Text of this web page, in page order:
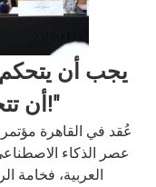
أن تتحكم التكنولوجيا في الإنسان!"
عُقد في القاهرة
عصر الذكاء
العربية، فخامة